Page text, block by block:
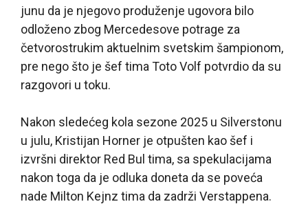
junu da je njegovo produženje ugovora bilo
odloženo zbog Mercedesove potrage za
četvorostrukim aktuelnim svetskim šampionom,
pre nego što je šef tima Toto Volf potvrdio da su
razgovori u toku.
Nakon sledećeg kola sezone 2025 u Silverstonu
u julu, Kristijan Horner je otpušten kao šef i
izvršni direktor Red Bul tima, sa spekulacijama
nakon toga da je odluka doneta da se poveća
nade Milton Kejnz tima da zadrži Verstappena.